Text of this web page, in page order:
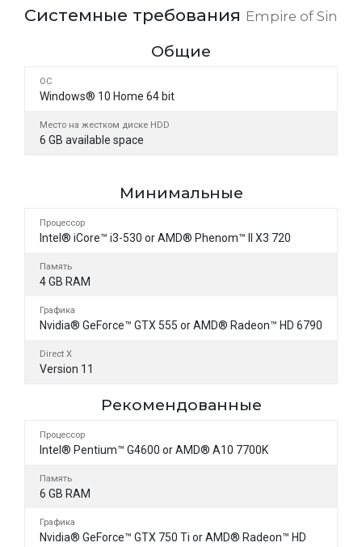
Системные требования Empire of Sin
Общие
ОС
Windows® 10 Home 64 bit
Место на жестком диске HDD
6 GB available space
Минимальные
Процессор
Intel® iCore™ i3-530 or AMD® Phenom™ II X3 720
Память
4 GB RAM
Графика
Nvidia® GeForce™ GTX 555 or AMD® Radeon™ HD 6790
Direct X
Version 11
Рекомендованные
Процессор
Intel® Pentium™ G4600 or AMD® A10 7700K
Память
6 GB RAM
Графика
Nvidia® GeForce™ GTX 750 Ti or AMD® Radeon™ HD